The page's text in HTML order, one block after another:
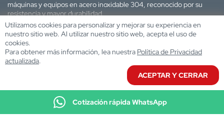
máquinas y equipos en acero inoxidable 304, reconocido por su
resistencia y mayor durabilidad.
Sitio web desarrollado por:
Cotización rápida WhatsApp
Utilizamos cookies para personalizar y mejorar su experiencia en
nuestro sitio web. Al utilizar nuestro sitio web, acepta el uso de
cookies.
Para obtener más información, lea nuestra Política de Privacidad
actualizada.
ACEPTAR Y CERRAR